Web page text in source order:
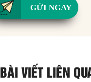
GỬI NGAY
BÀI VIẾT LIÊN